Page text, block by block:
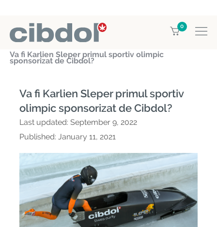
0
Home
Blog
Va fi Karlien Sleper primul sportiv olimpic
sponsorizat de Cibdol?
Va fi Karlien Sleper primul sportiv
olimpic sponsorizat de Cibdol?
Last updated: September 9, 2022
Published: January 11, 2021